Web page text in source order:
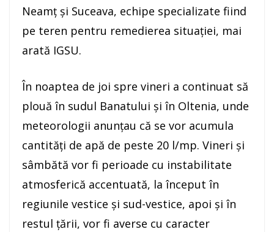
Neamţ şi Suceava, echipe specializate fiind
pe teren pentru remedierea situaţiei, mai
arată IGSU.
În noaptea de joi spre vineri a continuat să
plouă în sudul Banatului şi în Oltenia, unde
meteorologii anunţau că se vor acumula
cantităţi de apă de peste 20 l/mp. Vineri şi
sâmbătă vor fi perioade cu instabilitate
atmosferică accentuată, la început în
regiunile vestice şi sud-vestice, apoi şi în
restul ţării, vor fi averse cu caracter